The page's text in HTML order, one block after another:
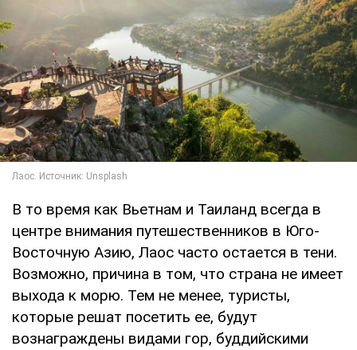
В то время как Вьетнам и Таиланд всегда в
центре внимания путешественников в Юго-
Восточную Азию, Лаос часто остается в тени.
Возможно, причина в том, что страна не имеет
выхода к морю. Тем не менее, туристы,
которые решат посетить ее, будут
вознаграждены видами гор, буддийскими